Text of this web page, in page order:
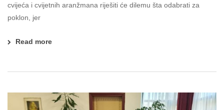
cvijeća i cvijetnih aranžmana riješiti će dilemu šta odabrati za
poklon, jer
Read more